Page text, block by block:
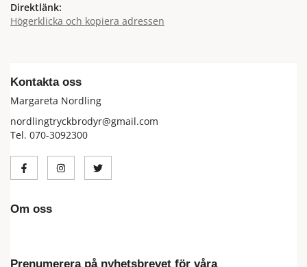
Direktlänk:
Högerklicka och kopiera adressen
Kontakta oss
Margareta Nordling
nordlingtryckbrodyr@gmail.com
Tel. 070-3092300
Om oss
Prenumerera på nyhetsbrevet för våra